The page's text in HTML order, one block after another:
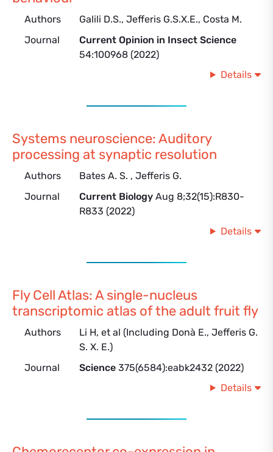
Authors
Galili D.S., Jefferis G.S.X.E., Costa M.
Journal
Current Opinion in Insect Science
54:100968 (2022)
Details
Systems neuroscience: Auditory
processing at synaptic resolution
Authors
Bates A. S. , Jefferis G.
Journal
Current Biology Aug 8;32(15):R830-
R833 (2022)
Details
Fly Cell Atlas: A single-nucleus
transcriptomic atlas of the adult fruit fly
Authors
Li H, et al (Including Donà E., Jefferis G.
S. X. E.)
Journal
Science 375(6584):eabk2432 (2022)
Details